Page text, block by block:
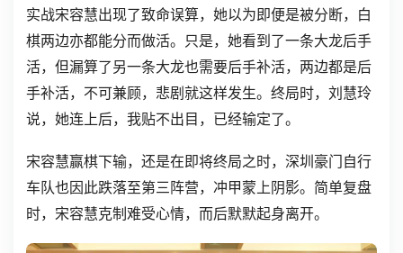
实战宋容慧出现了致命误算，她以为即便是被分断，白
棋两边亦都能分而做活。只是，她看到了一条大龙后手
活，但漏算了另一条大龙也需要后手补活，两边都是后
手补活，不可兼顾，悲剧就这样发生。终局时，刘慧玲
说，她连上后，我贴不出目，已经输定了。
宋容慧赢棋下输，还是在即将终局之时，深圳豪门自行
车队也因此跌落至第三阵营，冲甲蒙上阴影。简单复盘
时，宋容慧克制难受心情，而后默默起身离开。